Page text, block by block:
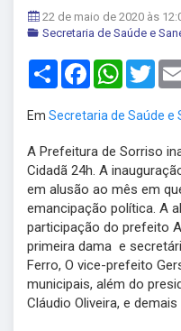
22 de maio de 2020 às
Secretaria de Saúde e
Share FacebookWhatsApp
Em Secretaria de Saúde e
A Prefeitura de Sorriso
Cidadã 24h. A
em alusão ao mês em
emancipação política. A
participação do prefeito
primeira dama e
Ferro, O vice-prefeito
municipais, além do
Cláudio Oliveira, e